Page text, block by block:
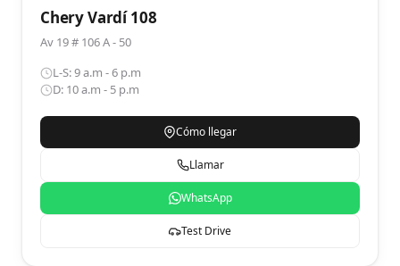
Chery Vardí 108
Av 19 # 106 A - 50
L-S: 9 a.m - 6 p.m
D: 10 a.m - 5 p.m
Cómo llegar
Llamar
WhatsApp
Test Drive